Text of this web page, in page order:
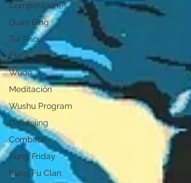
Competiciones
Duan Bing
Tui Shou
Ética
Wude
Meditación
Wushu Program
Daodejing
Combate
Kung Friday
Kung Fu Clan